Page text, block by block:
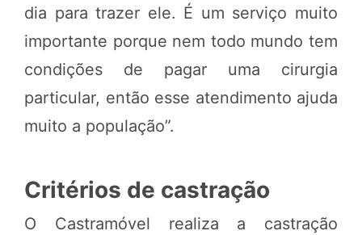
dia para trazer ele. É um serviço muito
importante porque nem todo mundo tem
condições de pagar uma cirurgia
particular, então esse atendimento ajuda
muito a população”.
Critérios de castração
O Castramóvel realiza a castração